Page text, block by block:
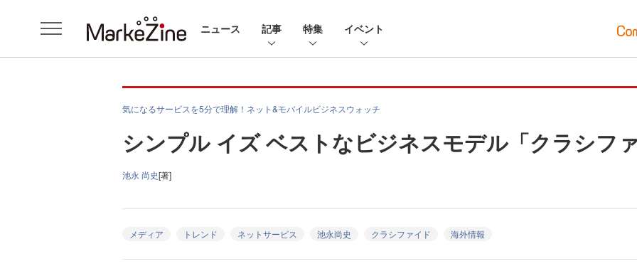
ニュース 記事 特集 イベント
気になるサービスを5分で理解！ネット&モバイルビジネスウォッチ
シンプル イズ ベストなビジネスモデル「クラシフ
池永 尚史[著]
メディア トレンド ネットサービス 池永尚史 クラシファイド 海外情報